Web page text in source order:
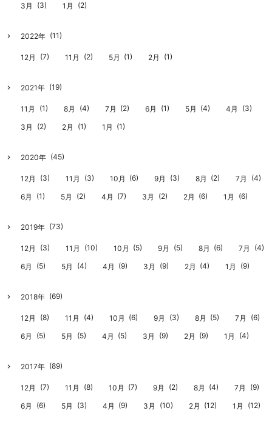
3月 (3) 1月 (2)
2022年 (11)
12月 (7) 11月 (2) 5月 (1) 2月 (1)
2021年 (19)
11月 (1) 8月 (4) 7月 (2) 6月 (1) 5月 (4) 4月 (3)
3月 (2) 2月 (1) 1月 (1)
2020年 (45)
12月 (3) 11月 (3) 10月 (6) 9月 (3) 8月 (2) 7月 (4)
6月 (1) 5月 (2) 4月 (7) 3月 (2) 2月 (6) 1月 (6)
2019年 (73)
12月 (3) 11月 (10) 10月 (5) 9月 (5) 8月 (6) 7月 (4)
6月 (5) 5月 (4) 4月 (9) 3月 (9) 2月 (4) 1月 (9)
2018年 (69)
12月 (8) 11月 (4) 10月 (6) 9月 (3) 8月 (5) 7月 (6)
6月 (5) 5月 (5) 4月 (5) 3月 (9) 2月 (9) 1月 (4)
2017年 (89)
12月 (7) 11月 (8) 10月 (7) 9月 (2) 8月 (4) 7月 (9)
6月 (6) 5月 (3) 4月 (9) 3月 (10) 2月 (12) 1月 (12)